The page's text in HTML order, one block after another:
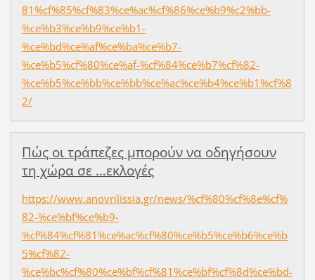
81%cf%85%cf%83%ce%ac%cf%86%ce%b9%c2%bb-
%ce%b3%ce%b9%ce%b1-
%ce%bd%ce%af%ce%ba%ce%b7-
%ce%b5%cf%80%ce%af-%cf%84%ce%b7%cf%82-
%ce%b5%ce%bb%ce%bb%ce%ac%ce%b4%ce%b1%cf%8
2/
Πώς οι τράπεζες μπορούν να οδηγήσουν
τη χώρα σε …εκλογές
https://www.anovrilissia.gr/news/%cf%80%cf%8e%cf%
82-%ce%bf%ce%b9-
%cf%84%cf%81%ce%ac%cf%80%ce%b5%ce%b6%ce%b
5%cf%82-
%ce%bc%cf%80%ce%bf%cf%81%ce%bf%cf%8d%ce%bd-